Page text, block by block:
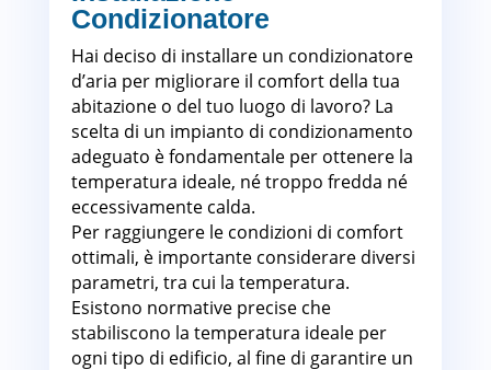
Condizionatore
Hai deciso di installare un condizionatore
d’aria per migliorare il comfort della tua
abitazione o del tuo luogo di lavoro? La
scelta di un impianto di condizionamento
adeguato è fondamentale per ottenere la
temperatura ideale, né troppo fredda né
eccessivamente calda.
Per raggiungere le condizioni di comfort
ottimali, è importante considerare diversi
parametri, tra cui la temperatura.
Esistono normative precise che
stabiliscono la temperatura ideale per
ogni tipo di edificio, al fine di garantire un